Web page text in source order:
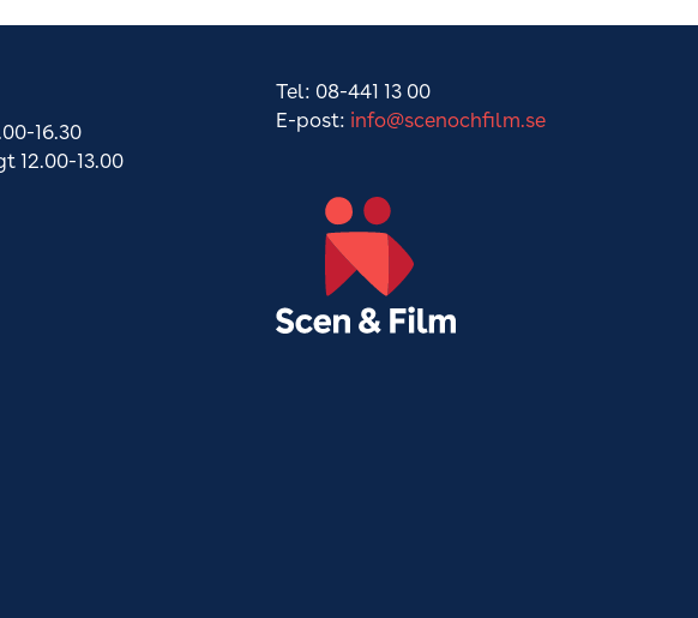
16.30
12.00-13.00
Tel: 08-441 13 00
E-post: info@scenochfilm.se